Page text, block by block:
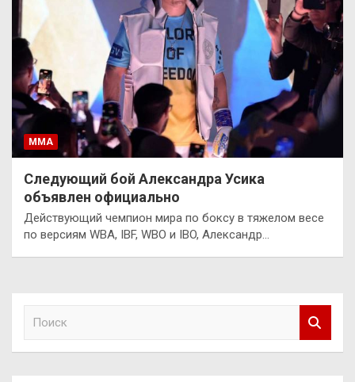
ММА
Следующий бой Александра Усика
объявлен официально
Действующий чемпион мира по боксу в тяжелом весе
по версиям WBA, IBF, WBO и IBO, Александр…